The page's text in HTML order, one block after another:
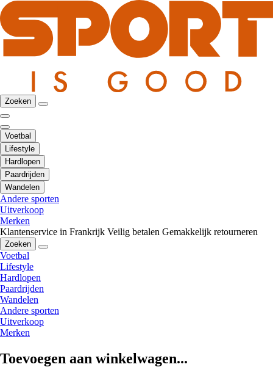
Zoeken
Voetbal
Lifestyle
Hardlopen
Paardrijden
Wandelen
Andere sporten
Uitverkoop
Merken
Klantenservice in Frankrijk Veilig betalen Gemakkelijk retourneren
Zoeken
Voetbal
Lifestyle
Hardlopen
Paardrijden
Wandelen
Andere sporten
Uitverkoop
Merken
Toevoegen aan winkelwagen...